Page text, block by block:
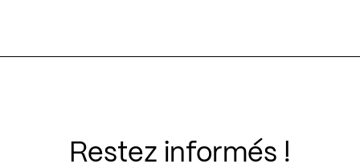
Restez informés !